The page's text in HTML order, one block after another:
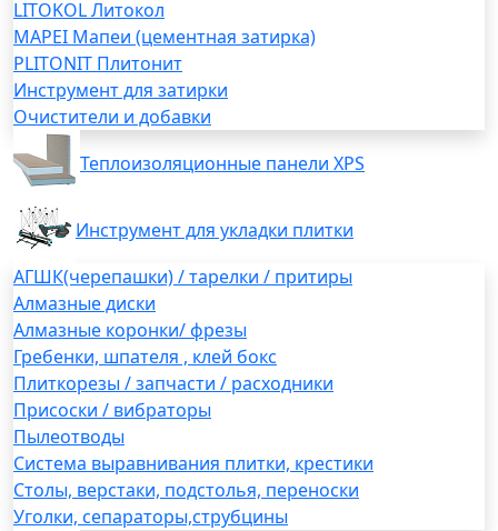
LITOKOL Литокол
MAPEI Мапеи (цементная затирка)
PLITONIT Плитонит
Инструмент для затирки
Очистители и добавки
Теплоизоляционные панели XPS
Инструмент для укладки плитки
АГШК(черепашки) / тарелки / притиры
Алмазные диски
Алмазные коронки/ фрезы
Гребенки, шпателя , клей бокс
Плиткорезы / запчасти / расходники
Присоски / вибраторы
Пылеотводы
Система выравнивания плитки, крестики
Столы, верстаки, подстолья, переноски
Уголки, сепараторы,струбцины